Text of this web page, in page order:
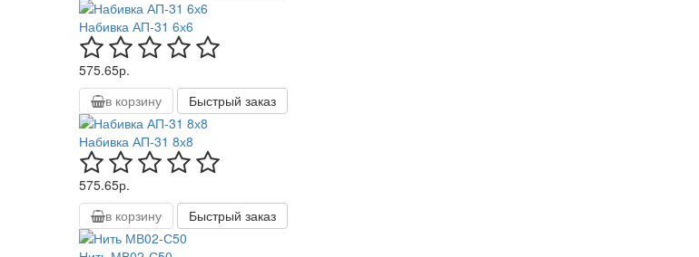
Набивка АП-31 6х6
575.65р.
в корзину
Быстрый заказ
Набивка АП-31 8х8
575.65р.
в корзину
Быстрый заказ